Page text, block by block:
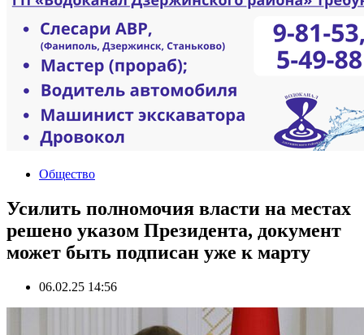
Общество
Усилить полномочия власти на местах
решено указом Президента, документ
может быть подписан уже к марту
06.02.25 14:56